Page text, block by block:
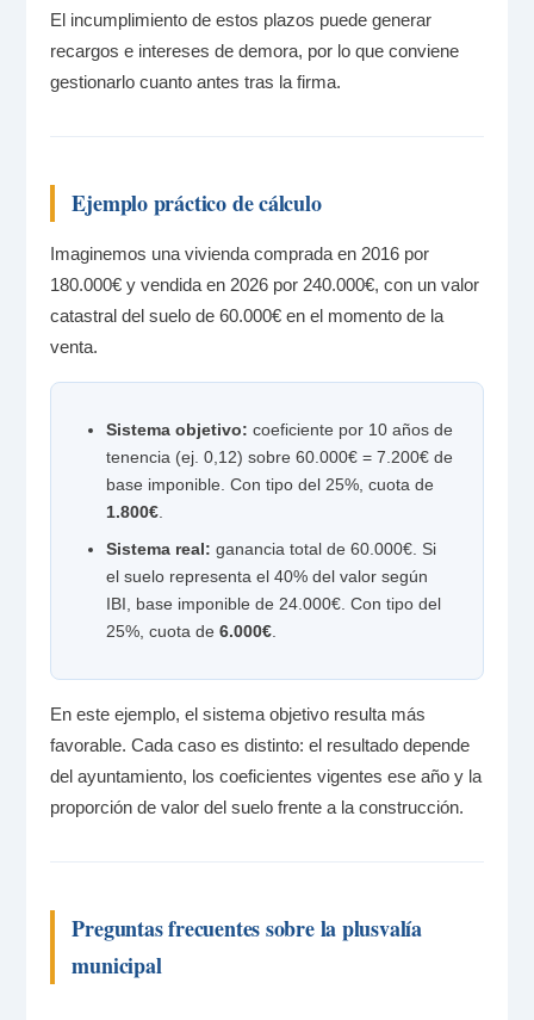
El incumplimiento de estos plazos puede generar
recargos e intereses de demora, por lo que conviene
gestionarlo cuanto antes tras la firma.
Ejemplo práctico de cálculo
Imaginemos una vivienda comprada en 2016 por
180.000€ y vendida en 2026 por 240.000€, con un valor
catastral del suelo de 60.000€ en el momento de la
venta.
Sistema objetivo: coeficiente por 10 años de
tenencia (ej. 0,12) sobre 60.000€ = 7.200€ de
base imponible. Con tipo del 25%, cuota de
1.800€.
Sistema real: ganancia total de 60.000€. Si
el suelo representa el 40% del valor según
IBI, base imponible de 24.000€. Con tipo del
25%, cuota de6.000€.
En este ejemplo, el sistema objetivo resulta más
favorable. Cada caso es distinto: el resultado depende
del ayuntamiento, los coeficientes vigentes ese año y la
proporción de valor del suelo frente a la construcción.
Preguntas frecuentes sobre la plusvalía
municipal